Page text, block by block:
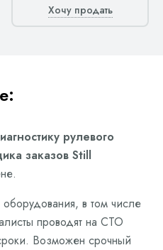
Хочу продать
рулевого
заказов Still
в том числе
проводят на СТО
Возможен срочный